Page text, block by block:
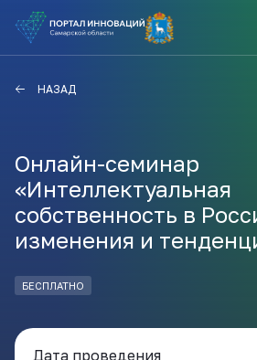
НАЗАД
Онлайн-семинар
«Интеллектуальная
собственность в
изменения и
БЕСПЛАТНО
Дата проведения
Актуальные конкурсы
Анонсы публикаций
Новости компании
ЗАКРЫТЬ
ВАМ СЮДА
ПОЛЕЗНЫЕ СТАТЬИ И
НОВОСТИ